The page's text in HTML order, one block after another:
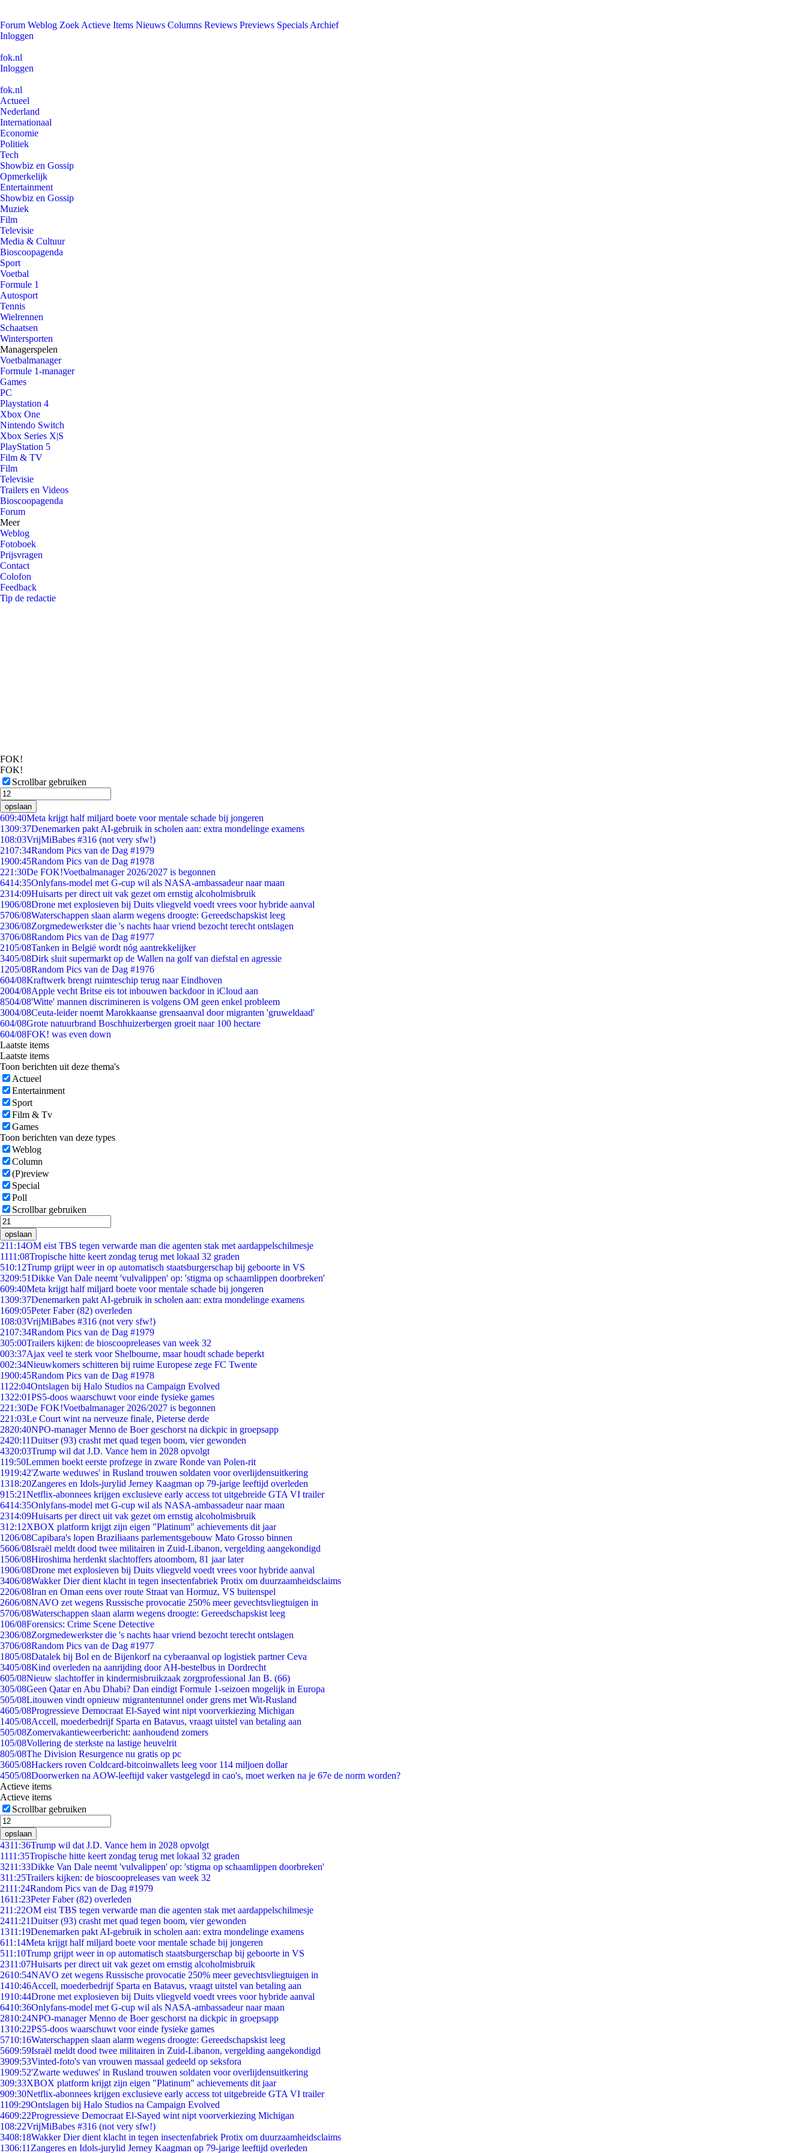
Forum Weblog Zoek Actieve Items Nieuws Columns Reviews Previews Specials Archief
Inloggen
fok.nl
Inloggen
fok.nl
Actueel
Nederland
Internationaal
Economie
Politiek
Tech
Showbiz en Gossip
Opmerkelijk
Entertainment
Showbiz en Gossip
Muziek
Film
Televisie
Media & Cultuur
Bioscoopagenda
Sport
Voetbal
Formule 1
Autosport
Tennis
Wielrennen
Schaatsen
Wintersporten
Managerspelen
Voetbalmanager
Formule 1-manager
Games
PC
Playstation 4
Xbox One
Nintendo Switch
Xbox Series X|S
PlayStation 5
Film & TV
Film
Televisie
Trailers en Videos
Bioscoopagenda
Forum
Meer
Weblog
Fotoboek
Prijsvragen
Contact
Colofon
Feedback
Tip de redactie
FOK!
FOK!
Scrollbar gebruiken
opslaan
609:40Meta krijgt half miljard boete voor mentale schade bij jongeren
1309:37Denemarken pakt AI-gebruik in scholen aan: extra mondelinge examens
108:03VrijMiBabes #316 (not very sfw!)
2107:34Random Pics van de Dag #1979
1900:45Random Pics van de Dag #1978
221:30De FOK!Voetbalmanager 2026/2027 is begonnen
6414:35Onlyfans-model met G-cup wil als NASA-ambassadeur naar maan
2314:09Huisarts per direct uit vak gezet om ernstig alcoholmisbruik
1906/08Drone met explosieven bij Duits vliegveld voedt vrees voor hybride aanval
5706/08Waterschappen slaan alarm wegens droogte: Gereedschapskist leeg
2306/08Zorgmedewerkster die 's nachts haar vriend bezocht terecht ontslagen
3706/08Random Pics van de Dag #1977
2105/08Tanken in België wordt nóg aantrekkelijker
3405/08Dirk sluit supermarkt op de Wallen na golf van diefstal en agressie
1205/08Random Pics van de Dag #1976
604/08Kraftwerk brengt ruimteschip terug naar Eindhoven
2004/08Apple vecht Britse eis tot inbouwen backdoor in iCloud aan
8504/08'Witte' mannen discrimineren is volgens OM geen enkel probleem
3004/08Ceuta-leider noemt Marokkaanse grensaanval door migranten 'gruweldaad'
604/08Grote natuurbrand Boschhuizerbergen groeit naar 100 hectare
604/08FOK! was even down
Laatste items
Laatste items
Toon berichten uit deze thema's
Actueel
Entertainment
Sport
Film & Tv
Games
Toon berichten van deze types
Weblog
Column
(P)review
Special
Poll
Scrollbar gebruiken
opslaan
211:14OM eist TBS tegen verwarde man die agenten stak met aardappelschilmesje
1111:08Tropische hitte keert zondag terug met lokaal 32 graden
510:12Trump grijpt weer in op automatisch staatsburgerschap bij geboorte in VS
3209:51Dikke Van Dale neemt 'vulvalippen' op: 'stigma op schaamlippen doorbreken'
609:40Meta krijgt half miljard boete voor mentale schade bij jongeren
1309:37Denemarken pakt AI-gebruik in scholen aan: extra mondelinge examens
1609:05Peter Faber (82) overleden
108:03VrijMiBabes #316 (not very sfw!)
2107:34Random Pics van de Dag #1979
305:00Trailers kijken: de bioscoopreleases van week 32
003:37Ajax veel te sterk voor Shelbourne, maar houdt schade beperkt
002:34Nieuwkomers schitteren bij ruime Europese zege FC Twente
1900:45Random Pics van de Dag #1978
11 22:04Ontslagen bij Halo Studios na Campaign Evolved
1322:01PS5-doos waarschuwt voor einde fysieke games
221:30De FOK!Voetbalmanager 2026/2027 is begonnen
221:03Le Court wint na nerveuze finale, Pieterse derde
2820:40NPO-manager Menno de Boer geschorst na dickpic in groepsapp
2420:11Duitser (93) crasht met quad tegen boom, vier gewonden
4320:03Trump wil dat J.D. Vance hem in 2028 opvolgt
119:50Lemmen boekt eerste profzege in zware Ronde van Polen-rit
1919:42'Zwarte weduwes' in Rusland trouwen soldaten voor overlijdensuitkering
1318:20Zangeres en Idols-jurylid Jerney Kaagman op 79-jarige leeftijd overleden
915:21Netflix-abonnees krijgen exclusieve early access tot uitgebreide GTA VI trailer
6414:35Onlyfans-model met G-cup wil als NASA-ambassadeur naar maan
2314:09Huisarts per direct uit vak gezet om ernstig alcoholmisbruik
312:12XBOX platform krijgt zijn eigen "Platinum" achievements dit jaar
1206/08Capibara's lopen Braziliaans parlementsgebouw Mato Grosso binnen
5606/08Israël meldt dood twee militairen in Zuid-Libanon, vergelding aangekondigd
1506/08Hiroshima herdenkt slachtoffers atoombom, 81 jaar later
1906/08Drone met explosieven bij Duits vliegveld voedt vrees voor hybride aanval
3406/08Wakker Dier dient klacht in tegen insectenfabriek Protix om duurzaamheidsclaims
2206/08Iran en Oman eens over route Straat van Hormuz, VS buitenspel
2606/08NAVO zet wegens Russische provocatie 250% meer gevechtsvliegtuigen in
5706/08Waterschappen slaan alarm wegens droogte: Gereedschapskist leeg
106/08Forensics: Crime Scene Detective
2306/08Zorgmedewerkster die 's nachts haar vriend bezocht terecht ontslagen
3706/08Random Pics van de Dag #1977
1805/08Datalek bij Bol en de Bijenkorf na cyberaanval op logistiek partner Ceva
3405/08Kind overleden na aanrijding door AH-bestelbus in Dordrecht
605/08Nieuw slachtoffer in kindermisbruikzaak zorgprofessional Jan B. (66)
305/08Geen Qatar en Abu Dhabi? Dan eindigt Formule 1-seizoen mogelijk in Europa
505/08Litouwen vindt opnieuw migrantentunnel onder grens met Wit-Rusland
4605/08Progressieve Democraat El-Sayed wint nipt voorverkiezing Michigan
1405/08Accell, moederbedrijf Sparta en Batavus, vraagt uitstel van betaling aan
505/08Zomervakantieweerbericht: aanhoudend zomers
105/08Vollering de sterkste na lastige heuvelrit
805/08The Division Resurgence nu gratis op pc
3605/08Hackers roven Coldcard-bitcoinwallets leeg voor 114 miljoen dollar
4505/08Doorwerken na AOW-leeftijd vaker vastgelegd in cao's, moet werken na je 67e de norm worden?
Actieve items
Actieve items
Scrollbar gebruiken
opslaan
4311:36Trump wil dat J.D. Vance hem in 2028 opvolgt
1111:35Tropische hitte keert zondag terug met lokaal 32 graden
3211:33Dikke Van Dale neemt 'vulvalippen' op: 'stigma op schaamlippen doorbreken'
311:25Trailers kijken: de bioscoopreleases van week 32
2111:24Random Pics van de Dag #1979
1611:23Peter Faber (82) overleden
211:22OM eist TBS tegen verwarde man die agenten stak met aardappelschilmesje
2411:21Duitser (93) crasht met quad tegen boom, vier gewonden
1311:19Denemarken pakt AI-gebruik in scholen aan: extra mondelinge examens
611:14Meta krijgt half miljard boete voor mentale schade bij jongeren
511:10Trump grijpt weer in op automatisch staatsburgerschap bij geboorte in VS
2311:07Huisarts per direct uit vak gezet om ernstig alcoholmisbruik
2610:54NAVO zet wegens Russische provocatie 250% meer gevechtsvliegtuigen in
1410:46Accell, moederbedrijf Sparta en Batavus, vraagt uitstel van betaling aan
1910:44Drone met explosieven bij Duits vliegveld voedt vrees voor hybride aanval
6410:36Onlyfans-model met G-cup wil als NASA-ambassadeur naar maan
2810:24NPO-manager Menno de Boer geschorst na dickpic in groepsapp
1310:22PS5-doos waarschuwt voor einde fysieke games
5710:16Waterschappen slaan alarm wegens droogte: Gereedschapskist leeg
5609:59Israël meldt dood twee militairen in Zuid-Libanon, vergelding aangekondigd
3909:53Vinted-foto's van vrouwen massaal gedeeld op seksfora
1909:52'Zwarte weduwes' in Rusland trouwen soldaten voor overlijdensuitkering
309:33XBOX platform krijgt zijn eigen "Platinum" achievements dit jaar
909:30Netflix-abonnees krijgen exclusieve early access tot uitgebreide GTA VI trailer
1109:29Ontslagen bij Halo Studios na Campaign Evolved
4609:22Progressieve Democraat El-Sayed wint nipt voorverkiezing Michigan
108:22VrijMiBabes #316 (not very sfw!)
3408:18Wakker Dier dient klacht in tegen insectenfabriek Protix om duurzaamheidsclaims
1306:11 Zangeres en Idols-jurylid Jerney Kaagman op 79-jarige leeftijd overleden